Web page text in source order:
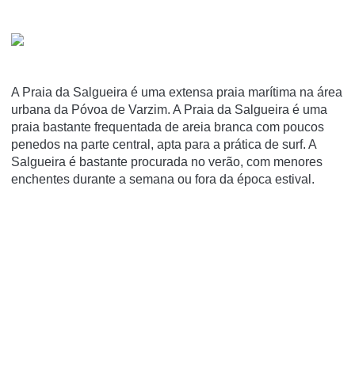
A Praia da Salgueira é uma extensa praia marí­tima na área
urbana da Póvoa de Varzim. A Praia da Salgueira é uma
praia bastante frequentada de areia branca com poucos
penedos na parte central, apta para a prática de surf. A
Salgueira é bastante procurada no verão, com menores
enchentes durante a semana ou fora da época estival.